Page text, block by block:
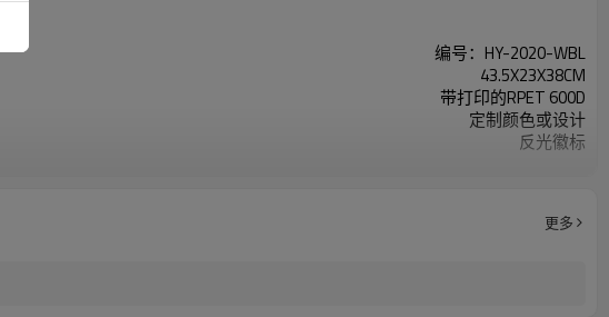
编号：HY-2020-WBL
43.5X23X38CM
带打印的RPET 600D
定制颜色或设计
反光徽标
更多